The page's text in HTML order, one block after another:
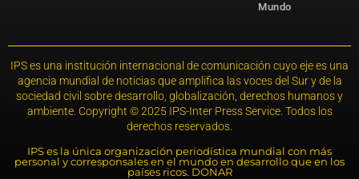
Mundo
IPS es una institución internacional de comunicación cuyo eje es una
agencia mundial de noticias que amplifica las voces del Sur y de la
sociedad civil sobre desarrollo, globalización, derechos humanos y
ambiente. Copyright © 2025 IPS-Inter Press Service. Todos los
derechos reservados.
IPS es la única organización periodística mundial con más
personal y corresponsales en el mundo en desarrollo que en los
países ricos. DONAR